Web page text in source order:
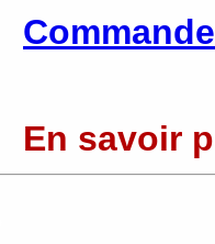
En savoir